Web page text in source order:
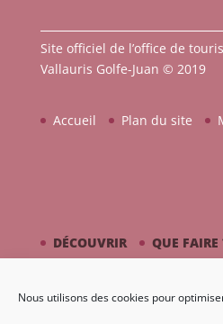
Nous utilisons des cookies pour
Site officiel de l’office de
Vallauris Golfe-Juan © 2019
Accueil Plan du site
DÉCOUVRIR QUE FAIRE